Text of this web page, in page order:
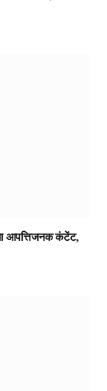
आपत्तिजनक कंटेंट,